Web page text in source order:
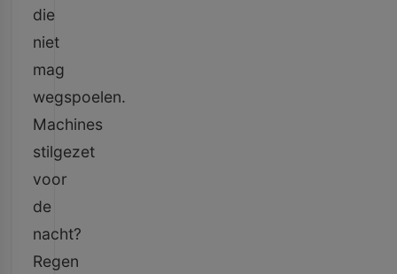
die
niet
mag
wegspoelen.
Machines
stilgezet
voor
de
nacht?
Regen